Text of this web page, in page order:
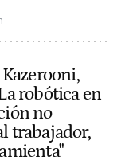
robótica en
no
trabajador,